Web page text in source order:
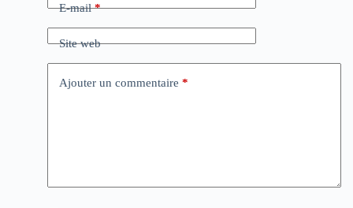
E-mail*
Site web
Ajouter un commentaire *